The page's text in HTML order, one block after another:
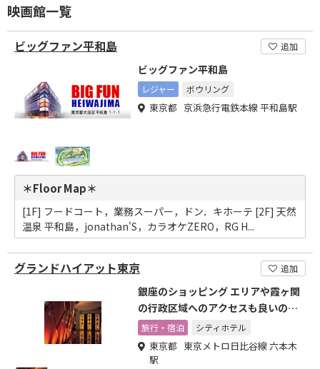
映画館一覧
ビッグファン平和島 追加
ビッグファン平和島
レジャー ボウリング
東京都 京浜急行電鉄本線 平和島駅
＊Floor Map＊
[1F] フードコート，業務スーパー，ドン．キホーテ [2F] 天然
温泉 平和島，jonathan'S，カラオケZERO，RG H...
グランドハイアット東京 追加
銀座のショッピング エリアや霞ヶ関
の行政区域へのアクセスも良いのが
特徴です。
旅行・宿泊 シティホテル
東京都 東京メトロ日比谷線 六本木
駅